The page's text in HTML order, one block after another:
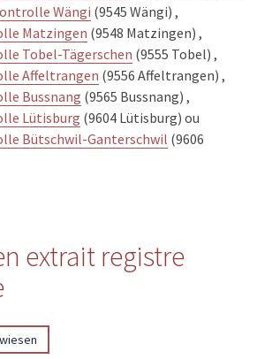
Wängi (9545 Wängi) ,
Matzingen (9548 Matzingen) ,
Tobel-Tägerschen (9555 Tobel) ,
Affeltrangen (9556 Affeltrangen) ,
Bussnang (9565 Bussnang) ,
Lütisburg (9604 Lütisburg) ou
Bütschwil-Ganterschwil (9606
extrait registre